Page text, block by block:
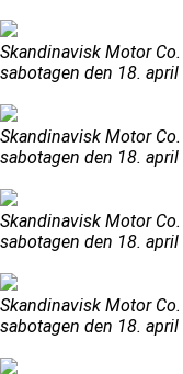
Skandinavisk Motor
sabotagen den 18. april
Skandinavisk Motor
sabotagen den 18. april
Skandinavisk Motor
sabotagen den 18. april
Skandinavisk Motor
sabotagen den 18. april